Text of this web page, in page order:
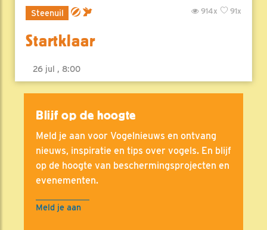
Steenuil 91x
914x
Startklaar
26 jul , 8:00
Blijf op de hoogte
Meld je aan voor Vogelnieuws en ontvang
nieuws, inspiratie en tips over vogels. En blijf
op de hoogte van beschermingsprojecten en
evenementen.
Meld je aan